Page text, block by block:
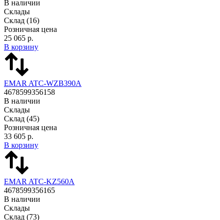
В наличии
Склады
Склад (16)
Розничная цена
25 065 р.
В корзину
EMAR ATC-WZB390A
4678599356158
В наличии
Склады
Склад (45)
Розничная цена
33 605 р.
В корзину
EMAR ATC-KZ560A
4678599356165
В наличии
Склады
Склад (73)